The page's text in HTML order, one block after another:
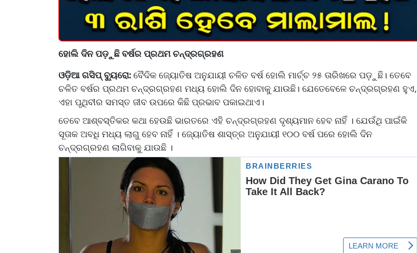
ହୋଲି ଦିନ ପଡ଼ୁଛି ବର୍ଷର ପ୍ରଥମ ଚନ୍ଦ୍ରଗ୍ରହଣ
ଓଡ଼ିଆ ଗସିପ୍ ବ୍ୟୁରୋ: ବୈଦିକ ଜ୍ୟୋତିଷ ଅନୁଯାୟୀ ଚଳିତ ବର୍ଷ ହୋଲି ମାର୍ଚ୍ଚ ୨୫ ତାରିଖରେ ପଡ଼ୁଛି। ତେବେ
ଚଳିତ ବର୍ଷର ପ୍ରଥମ ଚନ୍ଦ୍ରଗ୍ରହଣ ମଧ୍ୟ ହୋଲି ଦିନ ହୋବାକୁ ଯାଉଛି। ଯେତେବେଳେ ଚନ୍ଦ୍ରଗ୍ରହଣ ହୁଏ,
ଏହା ପୃଥିବୀର ସମସ୍ତ ଜୀବ ଉପରେ କିଛି ପ୍ରଭାବ ପକାଇଥାଏ।
ତେବେ ଆଶ୍ବସ୍ତିକର କଥା ହେଉଛି ଭାରତରେ ଏହି ଚନ୍ଦ୍ରଗ୍ରହଣ ଦୃଶ୍ୟମାନ ହେବ ନାହିଁ । ଯେଉଁଥି ପାଇଁକି
ସୂତାକ ଅବଧି ମଧ୍ୟ ଲାଗୁ ହେବ ନାହିଁ । ଜ୍ୟୋତିଷ ଶାସ୍ତ୍ର ଅନୁଯାୟୀ ୧୦୦ ବର୍ଷ ପରେ ହୋଲି ଦିନ
ଚନ୍ଦ୍ରଗ୍ରହଣ ଲାଗିବାକୁ ଯାଉଛି ।